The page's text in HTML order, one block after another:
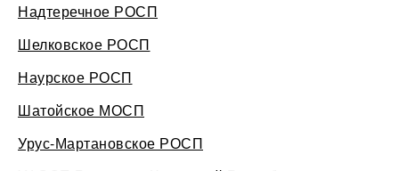
Надтеречное РОСП
Шелковское РОСП
Наурское РОСП
Шатойское МОСП
Урус-Мартановское РОСП